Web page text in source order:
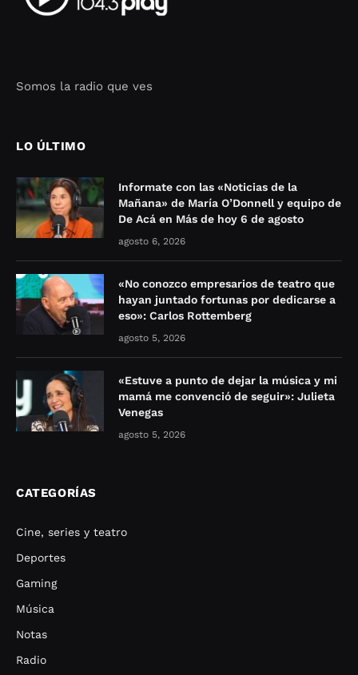
Somos la radio que ves
LO ÚLTIMO
Informate con las «Noticias de la
Mañana» de María O’Donnell y equipo de
De Acá en Más de hoy 6 de agosto
agosto 6, 2026
«No conozco empresarios de teatro que
hayan juntado fortunas por dedicarse a
eso»: Carlos Rottemberg
agosto 5, 2026
«Estuve a punto de dejar la música y mi
mamá me convenció de seguir»: Julieta
Venegas
agosto 5, 2026
CATEGORÍAS
Cine, series y teatro
Deportes
Gaming
Música
Notas
Radio